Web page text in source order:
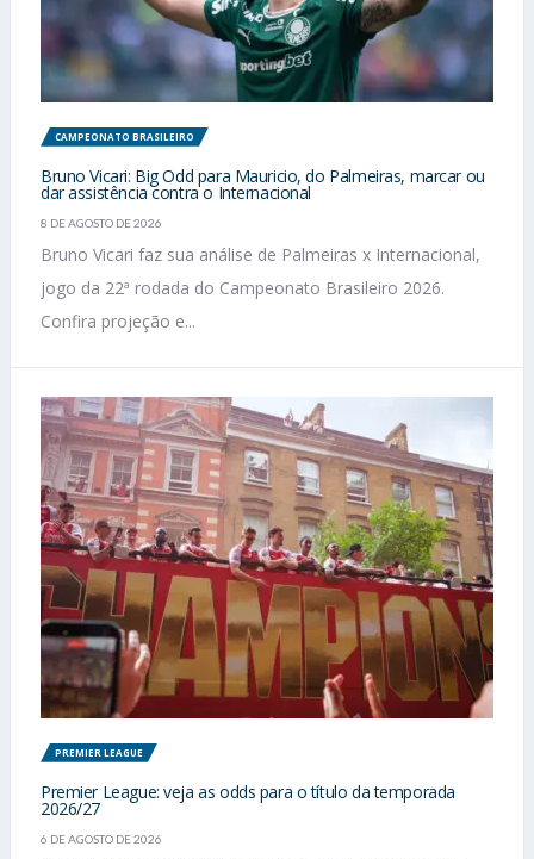
CAMPEONATO BRASILEIRO
Bruno Vicari: Big Odd para Mauricio, do Palmeiras, marcar ou
dar assistência contra o Internacional
8 DE AGOSTO DE 2026
Bruno Vicari faz sua análise de Palmeiras x Internacional,
jogo da 22ª rodada do Campeonato Brasileiro 2026.
Confira projeção e...
PREMIER LEAGUE
Premier League: veja as odds para o título da temporada
2026/27
6 DE AGOSTO DE 2026